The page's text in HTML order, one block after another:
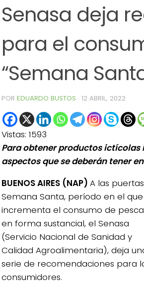
Senasa deja
para el
“Semana
POR EDUARDO BUSTOS · 12 ABRIL, 2022
Vistas: 1593
Para obtener productos ictícolas
aspectos que se deberán tener
BUENOS AIRES (NAP) A las
Semana Santa, período en el
incrementa el consumo de
en forma sustancial, el Senasa
(Servicio Nacional de Sanidad y
Calidad Agroalimentaria), deja
serie de recomendaciones para
consumidores.